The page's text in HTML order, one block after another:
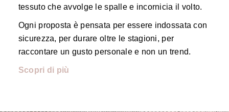
tessuto che avvolge le spalle e incornicia il volto.
Ogni proposta è pensata per essere indossata con
sicurezza, per durare oltre le stagioni, per
raccontare un gusto personale e non un trend.
Scopri di più